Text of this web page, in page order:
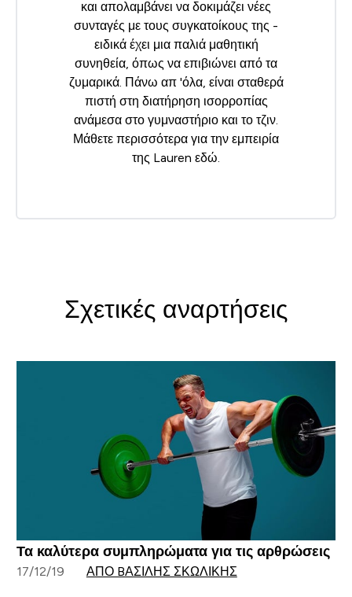
και απολαμβάνει να δοκιμάζει νέες
συνταγές με τους συγκατοίκους της -
ειδικά έχει μια παλιά μαθητική
συνηθεία, όπως να επιβιώνει από τα
ζυμαρικά. Πάνω απ 'όλα, είναι σταθερά
πιστή στη διατήρηση ισορροπίας
ανάμεσα στο γυμναστήριο και το τζιν.
Μάθετε περισσότερα για την εμπειρία
της Lauren εδώ
Σχετικές αναρτήσεις
Τα καλύτερα συμπληρώματα για τις αρθρώσεις
17/12/19 ΑΠΌ BΑΣΊΛΗΣ ΣΚΩΛΊΚΗΣ